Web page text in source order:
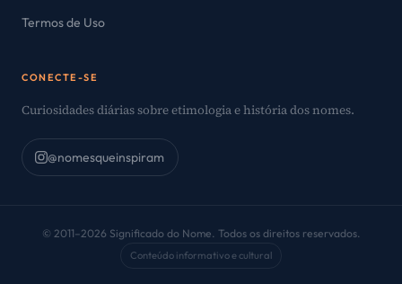
Termos de Uso
CONECTE-SE
Curiosidades diárias sobre etimologia e história dos nomes.
@nomesqueinspiram
© 2011–2026 Significado do Nome. Todos os direitos reservados.
Conteúdo informativo e cultural